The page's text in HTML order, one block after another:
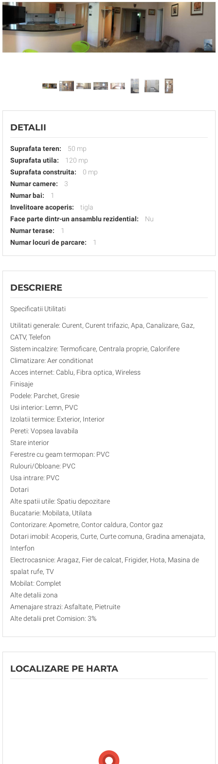
DETALII
Suprafata teren:
50 mp
Suprafata utila:
120 mp
Suprafata construita:
0 mp
Numar camere:
3
Numar bai:
1
Invelitoare acoperis:
tigla
Face parte dintr-un ansamblu rezidential:
Nu
Numar terase:
1
Numar locuri de parcare:
1
DESCRIERE
Specificatii Utilitati
Utilitati generale: Curent, Curent trifazic, Apa, Canalizare, Gaz,
CATV, Telefon
Sistem incalzire: Termoficare, Centrala proprie, Calorifere
Climatizare: Aer conditionat
Acces internet: Cablu, Fibra optica, Wireless
Finisaje
Podele: Parchet, Gresie
Usi interior: Lemn, PVC
Izolatii termice: Exterior, Interior
Pereti: Vopsea lavabila
Stare interior
Ferestre cu geam termopan: PVC
Rulouri/Obloane: PVC
Usa intrare: PVC
Dotari
Alte spatii utile: Spatiu depozitare
Bucatarie: Mobilata, Utilata
Contorizare: Apometre, Contor caldura, Contor gaz
Dotari imobil: Acoperis, Curte, Curte comuna, Gradina amenajata,
Interfon
Electrocasnice: Aragaz, Fier de calcat, Frigider, Hota, Masina de
spalat rufe, TV
Mobilat: Complet
Alte detalii zona
Amenajare strazi: Asfaltate, Pietruite
Alte detalii pret Comision: 3%
LOCALIZARE PE HARTA